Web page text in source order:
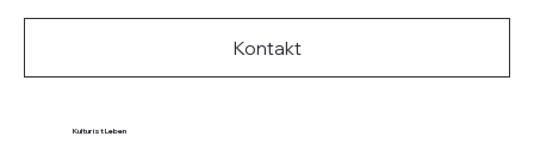
Kultur ist Leben
Kontakt